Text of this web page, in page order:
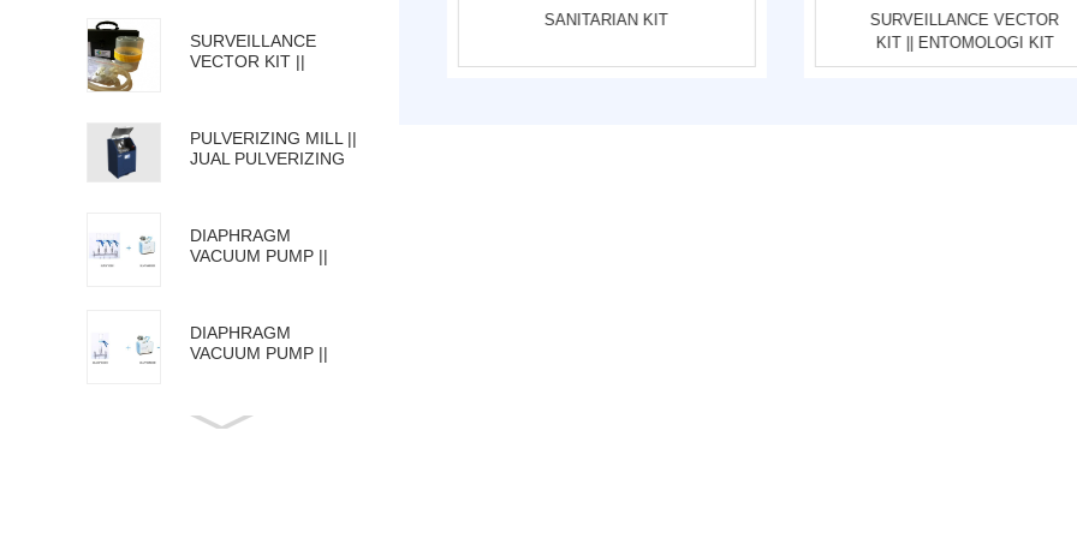
SURVEILLANCE
VECTOR KIT ||
PULVERIZING MILL ||
JUAL PULVERIZING
DIAPHRAGM
VACUUM PUMP ||
BRANCHES
DIAPHRAGM
VACUUM PUMP ||
FILTRATION
PORTABLE
SANITARIAN KIT
SURVEILLANCE VECTOR
KIT || ENTOMOLOGI KIT